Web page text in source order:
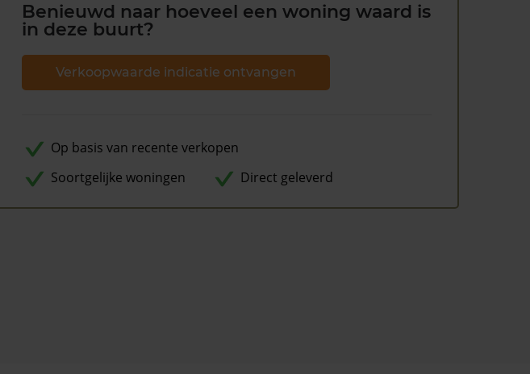
Benieuwd naar hoeveel een woning waard is
in deze buurt?
Verkoopwaarde indicatie ontvangen
Op basis van recente verkopen
Soortgelijke woningen
Direct geleverd